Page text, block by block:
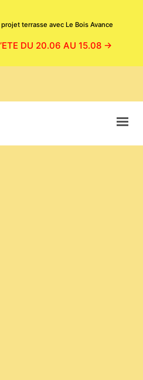
terrasse avec Le Bois Avance
DU 20.06 AU 15.08 →